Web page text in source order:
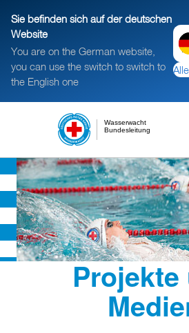
Sie befinden sich auf der deutschen
Website
You are on the German website,
you can use the switch to switch to
the English one
Bundesleitung
Wasserwacht
Projekte